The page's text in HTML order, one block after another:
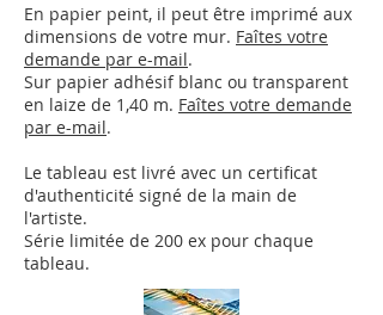
En papier peint, il peut être imprimé aux
dimensions de votre mur. Faîtes votre
demande par e-mail.
Sur papier adhésif blanc ou transparent
en laize de 1,40 m. Faîtes votre demande
par e-mail.
Le tableau est livré avec un certificat
d'authenticité signé de la main de
l'artiste.
Série limitée de 200 ex pour chaque
tableau.